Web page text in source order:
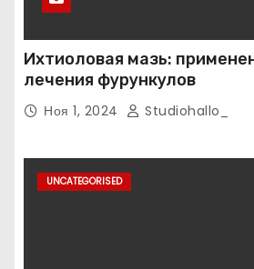
Ихтиоловая мазь:
лечения фурункулов
Ноя 1, 2024 Studiohallo_
UNCATEGORISED